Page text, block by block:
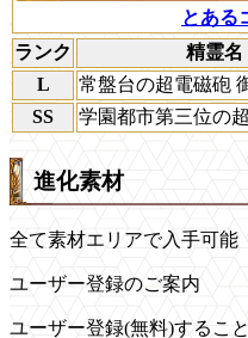
とある
ランク
精霊名
L
常盤台の超電磁砲
SS
学園都市第三位の
進化素材
全て素材エリアで入手可能
ユーザー登録のご案内
ユーザー登録(無料)するこ